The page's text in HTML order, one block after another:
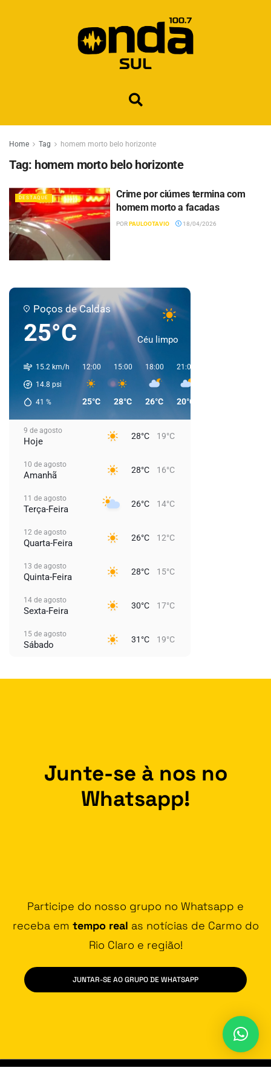
Home Tag homem morto belo horizonte
Tag: homem morto belo horizonte
DESTAQUE
Crime por ciúmes termina com
homem morto a facadas
PORPAULOOTAVIO 18/04/2026
Poços de Caldas
25°C Céu limpo
15.2 km/h
14.8 psi
41 %
12:00
25°C
15:00
28°C
18:00
26°C
21:00
20°C
9 de agosto
Hoje 28°C 19°C
10 de agosto
Amanhã 28°C 16°C
11 de agosto
Terça-Feira 26°C 14°C
12 de agosto
Quarta-Feira 26°C 12°C
13 de agosto
Quinta-Feira 28°C 15°C
14 de agosto
Sexta-Feira 30°C 17°C
15 de agosto
Sábado 31°C 19°C
Junte-se à nos no
Whatsapp!
Participe do nosso grupo no Whatsapp e
receba em tempo real as notícias de Carmo do
Rio Claro e região!
JUNTAR-SE AO GRUPO DE WHATSAPP